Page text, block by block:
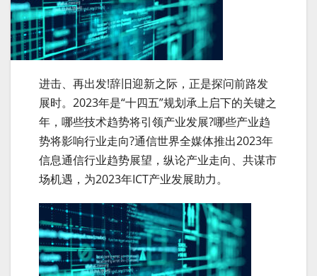
进击、再出发!辞旧迎新之际，正是探问前路发
展时。2023年是“十四五”规划承上启下的关键之
年，哪些技术趋势将引领产业发展?哪些产业趋
势将影响行业走向?通信世界全媒体推出2023年
信息通信行业趋势展望，纵论产业走向、共谋市
场机遇，为2023年ICT产业发展助力。